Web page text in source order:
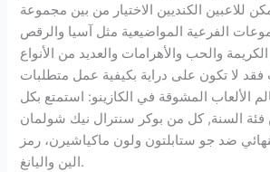
للاعبين الكنديين الاختيار من بين مجموعة
الفرعية المواضيعية مثل آسيا والرقص
والحب والأهرامات والعديد من الأنواع
لا تكون على دراية بكيفية عمل متطلبات
الألعاب المشوقة في الكازينو: استمتع بكل
السنة, كل من بوكر سنترال نيك شولمان
ضد جو ستابلتون ولون ماكياشيرن، رمز
الين واليانغ.